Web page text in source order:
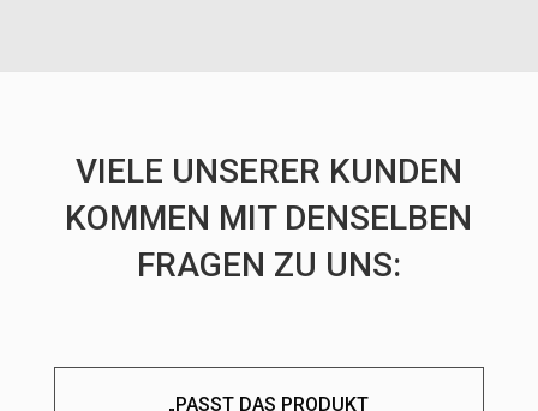
VIELE UNSERER KUNDEN
KOMMEN MIT DENSELBEN
FRAGEN ZU UNS:
„PASST DAS PRODUKT